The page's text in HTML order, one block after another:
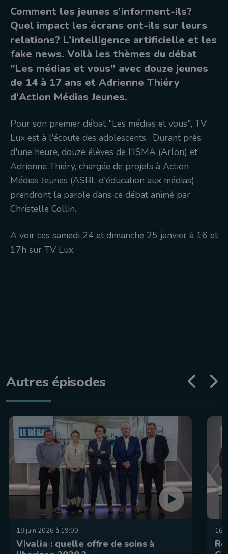
Comment les jeunes s’informent-ils?
Quel impact les écrans ont-ils sur leurs
relations? L’intelligence artificielle et les
fake news. Voilà les thèmes du débat
"Les médias et vous" avec douze jeunes
de 14 à 17 ans et Adrienne Thiéry
d'Action Médias Jeunes.
Pour son premier débat "Les médias et vous", TV
Lux est à l'écoute des adolescents. Durant près
d'une heure, douze élèves de l'ISMA (Arlon) et
Adrienne Thiéry, chargée de projets à Action
Médias Jeunes (ASBL d'éducation aux médias)
prendront la parole dans ce débat animé par
Christelle Collin.
A voir ces samedi 24 et dimanche 25 janvier à 16 et
17h sur TV Lux.
Autres épisodes
18 juin 2026 à 19:00
Vivalia : quelle offre de soins à
16